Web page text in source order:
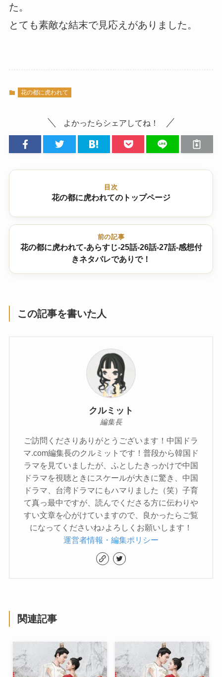
た。
とても素敵な結末で見応えがありました。
花の都に虎われて
よかったらシェアしてね！
目次
花の都に虎われてのトップページ
前の記事
花の都に虎われて-あらすじ-25話-26話-27話-感想付
きネタバレでありで！
この記事を書いた人
クルミット
編集長
ご訪問くださりありがとうございます！中国ドラ
マ.com編集長のクルミットです！普段から韓国ド
ラマを見ていましたが、ふとしたきっかけで中国
ドラマを視聴ときにスケールが大きに驚き、中国
ドラマ、台湾ドラマにもハマりました（笑）子育
て真っ最中ですが、読んでくださる方に伝わりや
すい文章を心がけていますので、良かったらご覧
になってくださいね♪よろしくお願いします！
運営者情報・編集ポリシー
関連記事